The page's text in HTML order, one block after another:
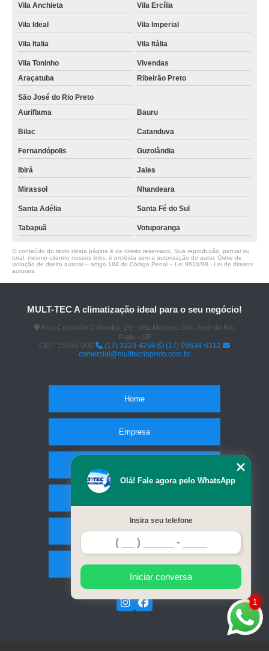
Vila Anchieta Vila Ercília
Vila Ideal Vila Imperial
Vila Italia Vila Itália
Vila Toninho
Vivendas
Araçatuba
Ribeirão Preto
São José do Rio Preto
Auriflama
Bauru
Bilac Catanduva
Fernandópolis Guzolândia
Ibirá Jales
Mirassol Nhandeara
Santa Adélia Santa Fé do Sul
Tabapuã Votuporanga
O conteúdo do texto desta página é de direito reservado. Sua reprodução, parcial ou
total, mesmo citando nossos links, é proibida sem a autorização do autor. Crime de
violação de direito autoral – artigo 184 do Código Penal – Lei 9610/98 - Lei de direitos
autorais
MULT-TEC A climatização ideal para o seu negócio!
Rua Cristóvão Colombo, 29 - Vila Maceno São José do Rio
Preto - SP
CEP: 15055-000
(17) 3223-4204
(17) 99634-6312
comercial@multtecriopreto.com.br
Home
Empresa
Contato
Mapa do site
1
Olá! Fale agora pelo WhatsApp
Insira seu telefone
Iniciar conversa